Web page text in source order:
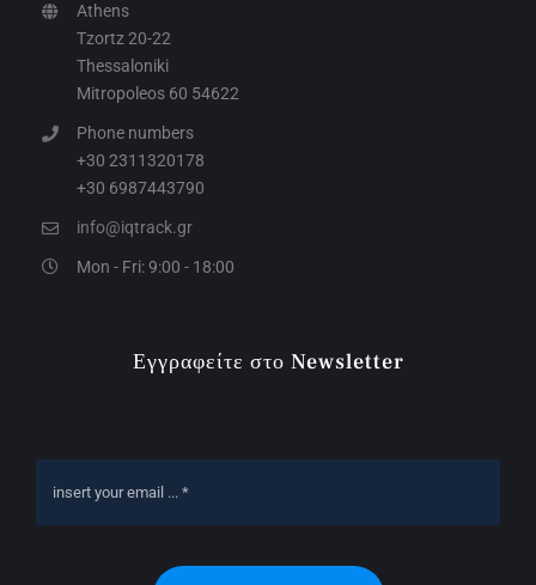
Athens
Tzortz 20-22
Thessaloniki
Mitropoleos 60 54622
Phone numbers
+30 2311320178
+30 6987443790
info@iqtrack.gr
Mon - Fri: 9:00 - 18:00
Εγγραφείτε στο Newsletter